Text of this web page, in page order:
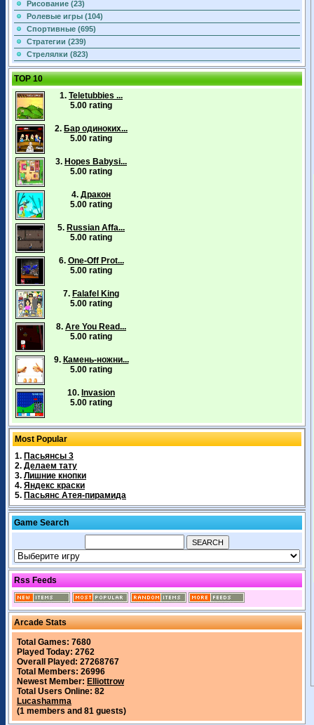
Рисование (23)
Ролевые игры (104)
Спортивные (695)
Стратегии (239)
Стрелялки (823)
TOP 10
1. Teletubbies ...
5.00 rating
2. Бар одиноких...
5.00 rating
3. Hopes Babysi...
5.00 rating
4. Дракон
5.00 rating
5. Russian Affa...
5.00 rating
6. One-Off Prot...
5.00 rating
7. Falafel King
5.00 rating
8. Are You Read...
5.00 rating
9. Камень-ножни...
5.00 rating
10. Invasion
5.00 rating
Most Popular
1. Пасьянсы 3
2. Делаем тату
3. Лишние кнопки
4. Яндекс краски
5. Пасьянс Атея-пирамида
Game Search
Rss Feeds
Arcade Stats
Total Games: 7680
Played Today: 2762
Overall Played: 27268767
Total Members: 26996
Newest Member: Elliottrow
Total Users Online: 82
Lucashamma
(1 members and 81 guests)